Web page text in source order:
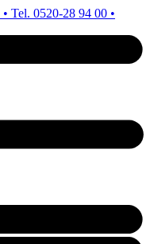
• Tel. 0520-28 94 00 •